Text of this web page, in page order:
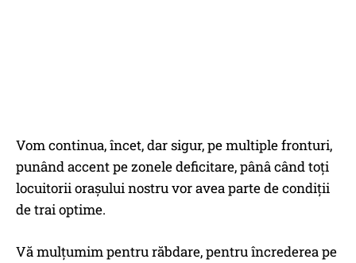
Vom continua, încet, dar sigur, pe multiple fronturi,
punând accent pe zonele deficitare, pânâ când toți
locuitorii orașului nostru vor avea parte de condiții
de trai optime.
Vă mulțumim pentru răbdare, pentru încrederea pe